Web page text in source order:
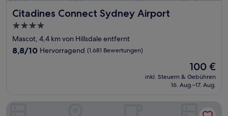
Citadines Connect Sydney Airport
Citadines Connect Sydney Airport
4.0-
Sterne-
Unterkunft
Mascot, 4,4 km von Hillsdale entfernt
8.8
8,8/10 Hervorragend (1.681 Bewertungen)
Der
Preis
beträgt
100 €
inkl. Steuern & Gebühren
16. Aug.–17. Aug.
lyf Bondi Junction Sydney